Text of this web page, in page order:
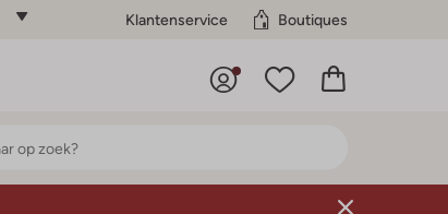
Klantenservice Boutiques